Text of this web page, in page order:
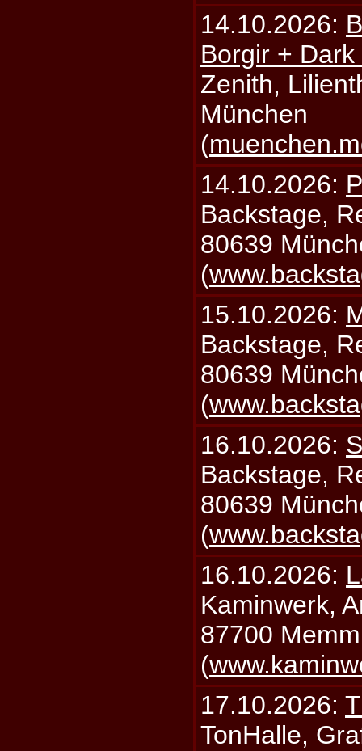
14.10.2026:
Borgir +
Zenith,
München
(
14.10.2026:
Backstage,
80639
(
15.10.2026:
Backstage,
80639
(
16.10.2026:
Backstage,
80639
(
16.10.2026:
Kaminwerk,
87700
(
17.10.2026:
TonHalle,